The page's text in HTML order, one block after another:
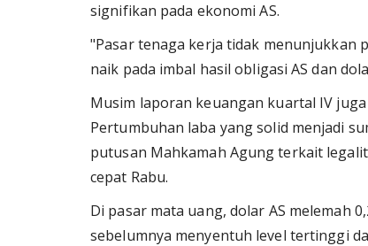
signifikan pada ekonomi AS.
"Pasar tenaga kerja tidak menunjukkan
naik pada imbal hasil obligasi AS dan
Musim laporan keuangan kuartal IV
Pertumbuhan laba yang solid menjadi
putusan Mahkamah Agung terkait
cepat Rabu.
Di pasar mata uang, dolar AS melemah
sebelumnya menyentuh level tertinggi